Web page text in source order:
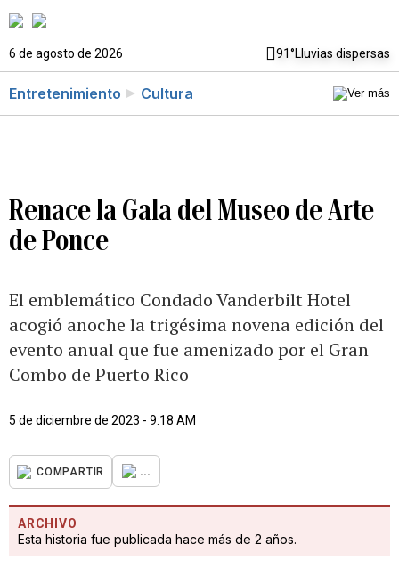
6 de agosto de 2026 91°Lluvias dispersas
Entretenimiento Cultura
Renace la Gala del Museo de Arte
de Ponce
El emblemático Condado Vanderbilt Hotel
acogió anoche la trigésima novena edición del
evento anual que fue amenizado por el Gran
Combo de Puerto Rico
5 de diciembre de 2023 - 9:18 AM
COMPARTIR ...
ARCHIVO
Esta historia fue publicada hace más de 2 años.